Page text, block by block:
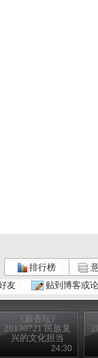
排行榜
友 贴到博客或
《新杏坛》
20130721 民族复
兴的文化担当
24:30